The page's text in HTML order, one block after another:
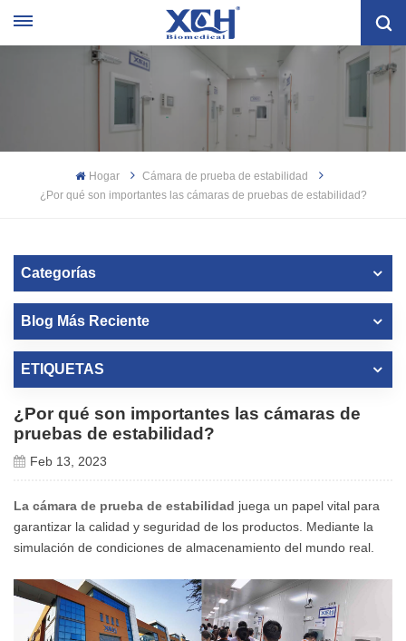
Hogar
Cámara de prueba de estabilidad
¿Por qué son importantes las cámaras de pruebas de estabilidad?
Categorías
Blog Más Reciente
ETIQUETAS
¿Por qué son importantes las cámaras de
pruebas de estabilidad?
Feb 13, 2023
La cámara de prueba de estabilidad juega un papel vital para
garantizar la calidad y seguridad de los productos. Mediante la
simulación de condiciones de almacenamiento del mundo real.